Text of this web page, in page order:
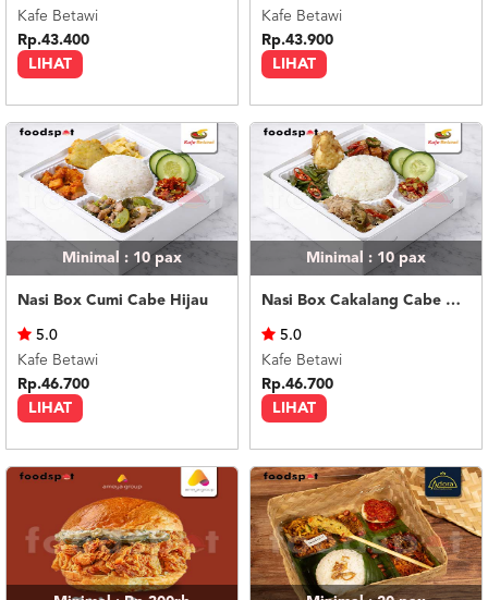
LIHAT
Kafe Betawi
Rp.43.400
LIHAT
Kafe Betawi
Rp.43.900
Minimal : 10pax
Nasi Box Cumi Cabe Hijau
LIHAT
5.0
Kafe Betawi
Rp.46.700
Minimal : 10pax
Nasi Box Cakalang Cabe Hijau
LIHAT
5.0
Kafe Betawi
Rp.46.700